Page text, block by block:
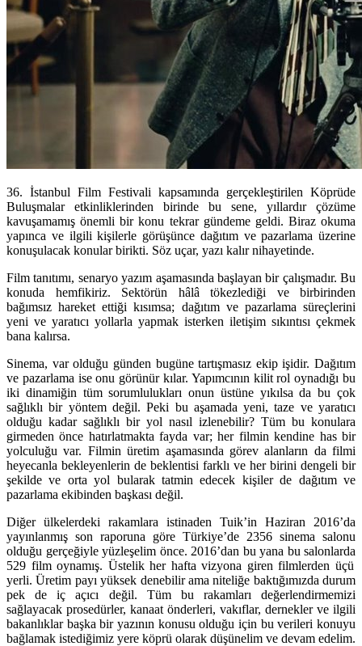
36. İstanbul Film Festivali kapsamında gerçekleştirilen Köprüde
Buluşmalar etkinliklerinden birinde bu sene, yıllardır çözüme
kavuşamamış önemli bir konu tekrar gündeme geldi. Biraz okuma
yapınca ve ilgili kişilerle görüşünce dağıtım ve pazarlama üzerine
konuşulacak konular birikti. Söz uçar, yazı kalır nihayetinde.
Film tanıtımı, senaryo yazım aşamasında başlayan bir çalışmadır. Bu
konuda hemfikiriz. Sektörün hâlâ tökezlediği ve birbirinden
bağımsız hareket ettiği kısımsa; dağıtım ve pazarlama süreçlerini
yeni ve yaratıcı yollarla yapmak isterken iletişim sıkıntısı çekmek
bana kalırsa.
Sinema, var olduğu günden bugüne tartışmasız ekip işidir. Dağıtım
ve pazarlama ise onu görünür kılar. Yapımcının kilit rol oynadığı bu
iki dinamiğin tüm sorumlulukları onun üstüne yıkılsa da bu çok
sağlıklı bir yöntem değil. Peki bu aşamada yeni, taze ve yaratıcı
olduğu kadar sağlıklı bir yol nasıl izlenebilir? Tüm bu konulara
girmeden önce hatırlatmakta fayda var; her filmin kendine has bir
yolculuğu var. Filmin üretim aşamasında görev alanların da filmi
heyecanla bekleyenlerin de beklentisi farklı ve her birini dengeli bir
şekilde ve orta yol bularak tatmin edecek kişiler de dağıtım ve
pazarlama ekibinden başkası değil.
Diğer ülkelerdeki rakamlara istinaden Tuik’in Haziran 2016’da
yayınlanmış son raporuna göre Türkiye’de 2356 sinema salonu
olduğu gerçeğiyle yüzleşelim önce. 2016’dan bu yana bu salonlarda
529 film oynamış. Üstelik her hafta vizyona giren filmlerden üçü
yerli. Üretim payı yüksek denebilir ama niteliğe baktığımızda durum
pek de iç açıcı değil. Tüm bu rakamları değerlendirmemizi
sağlayacak prosedürler, kanaat önderleri, vakıflar, dernekler ve ilgili
bakanlıklar başka bir yazının konusu olduğu için bu verileri konuyu
bağlamak istediğimiz yere köprü olarak düşünelim ve devam edelim.